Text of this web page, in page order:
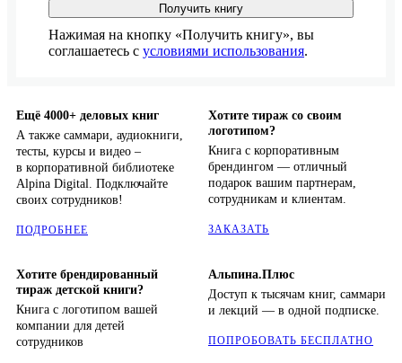
Получить книгу
Нажимая на кнопку «Получить книгу», вы
соглашаетесь с условиями использования.
Ещё 4000+ деловых книг
А также саммари, аудиокниги,
тесты, курсы и видео –
в корпоративной библиотеке
Alpina Digital. Подключайте
своих сотрудников!
ПОДРОБНЕЕ
Хотите тираж со своим
логотипом?
Книга с корпоративным
брендингом — отличный
подарок вашим партнерам,
сотрудникам и клиентам.
ЗАКАЗАТЬ
Хотите брендированный
тираж детской книги?
Книга с логотипом вашей
компании для детей
сотрудников
Альпина.Плюс
Доступ к тысячам книг, саммари
и лекций — в одной подписке.
ПОПРОБОВАТЬ БЕСПЛАТНО